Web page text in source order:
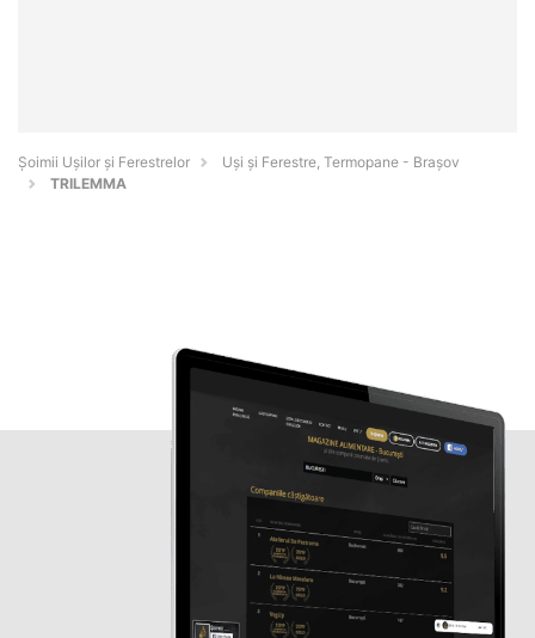
Șoimii Ușilor și Ferestrelor
Uși și Ferestre, Termopane - Braşov
TRILEMMA